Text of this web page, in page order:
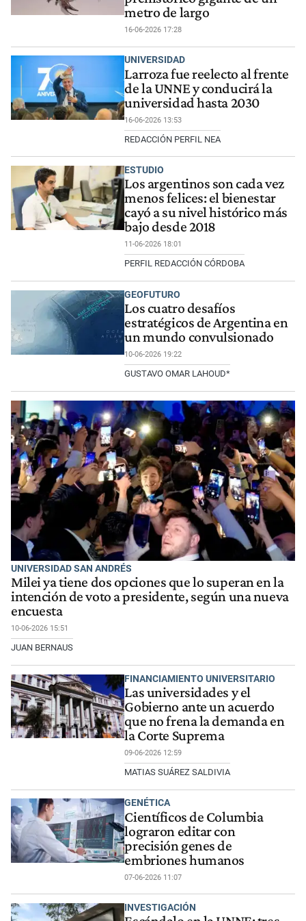
metro de largo
16-06-2026 17:28
UNIVERSIDAD
Larroza fue reelecto al frente
de la UNNE y conducirá la
universidad hasta 2030
16-06-2026 13:53
REDACCIÓN PERFIL NEA
ESTUDIO
Los argentinos son cada vez
menos felices: el bienestar
cayó a su nivel histórico más
bajo desde 2018
11-06-2026 18:01
PERFIL REDACCIÓN CÓRDOBA
GEOFUTURO
Los cuatro desafíos
estratégicos de Argentina en
un mundo convulsionado
10-06-2026 19:22
GUSTAVO OMAR LAHOUD*
UNIVERSIDAD SAN ANDRÉS
Milei ya tiene dos opciones que lo superan en la
intención de voto a presidente, según una nueva
encuesta
10-06-2026 15:51
JUAN BERNAUS
FINANCIAMIENTO UNIVERSITARIO
Las universidades y el
Gobierno ante un acuerdo
que no frena la demanda en
la Corte Suprema
09-06-2026 12:59
MATIAS SUÁREZ SALDIVIA
GENÉTICA
Científicos de Columbia
lograron editar con
precisión genes de
embriones humanos
07-06-2026 11:07
INVESTIGACIÓN